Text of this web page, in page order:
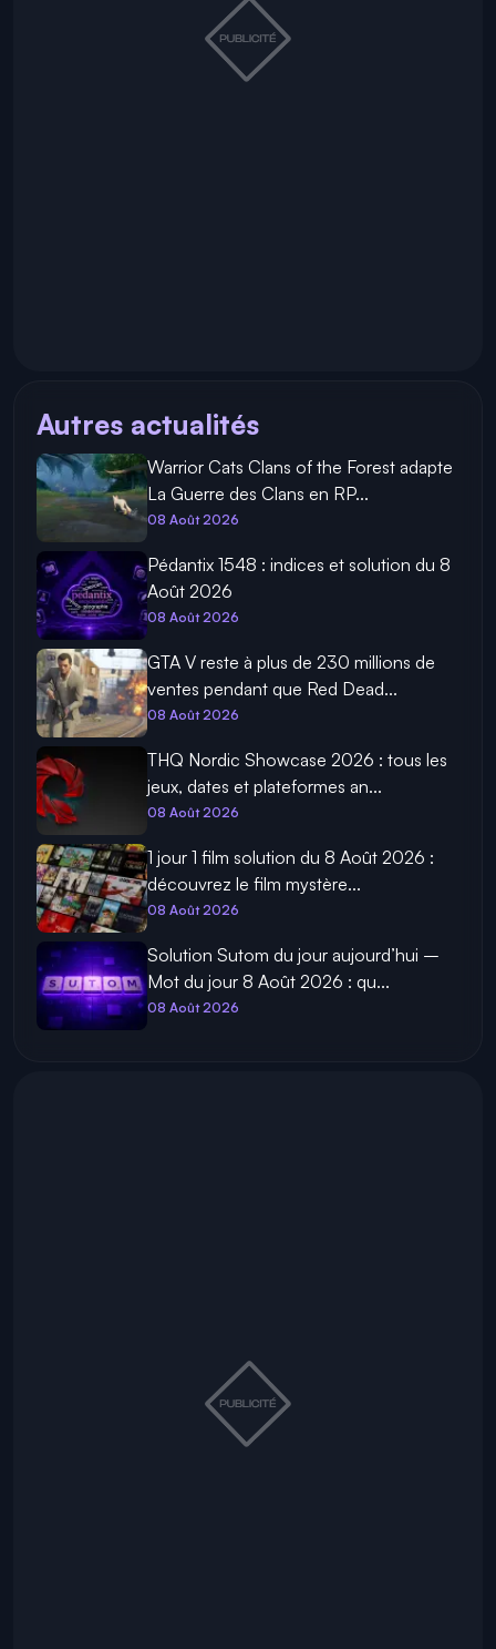
Autres actualités
Warrior Cats Clans of the Forest adapte
La Guerre des Clans en RP...
08 Août 2026
Pédantix 1548 : indices et solution du 8
Août 2026
08 Août 2026
GTA V reste à plus de 230 millions de
ventes pendant que Red Dead...
08 Août 2026
THQ Nordic Showcase 2026 : tous les
jeux, dates et plateformes an...
08 Août 2026
1 jour 1 film solution du 8 Août 2026 :
découvrez le film mystère...
08 Août 2026
Solution Sutom du jour aujourd’hui –
Mot du jour 8 Août 2026 : qu...
08 Août 2026